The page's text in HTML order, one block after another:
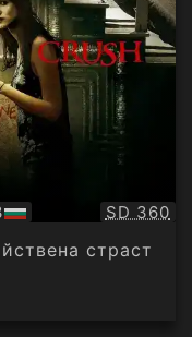
SD 360
страст